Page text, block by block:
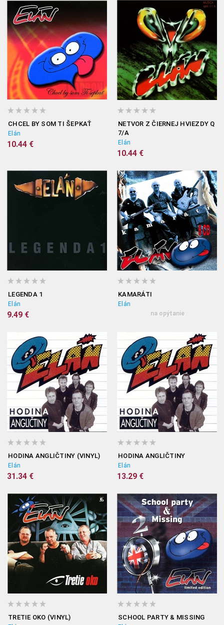
CHCEL BY SOM TI ŠEPKAŤ
Elán
10.44 €
NETVOR Z ČIERNEJ HVIEZDY Q
7/A
Elán
10.44 €
LEGENDA 1
Elán
9.49 €
KAMARÁTI
Elán
na opýtanie
HODINA ANGLIČTINY (VINYL)
Elán
31.34 €
HODINA ANGLIČTINY
Elán
13.29 €
TRETIE OKO (VINYL) SCHOOL PARTY & MISSING